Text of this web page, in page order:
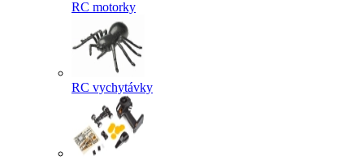
RC motorky
RC vychytávky